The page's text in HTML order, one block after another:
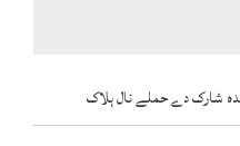
شارک دے حملے نال ہلاک